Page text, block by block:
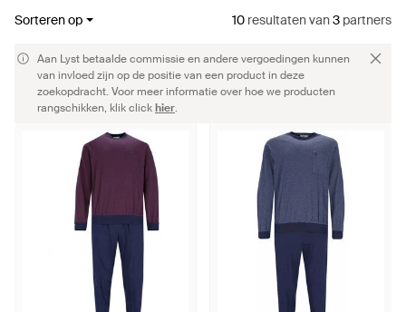
Sorteren op 10 resultatenvan3 partners
Aan Lyst betaalde commissie en andere vergoedingen kunnen
van invloed zijn op de positie van een product in deze
zoekopdracht. Voor meer informatie over hoe we producten
rangschikken, klik clickhier.